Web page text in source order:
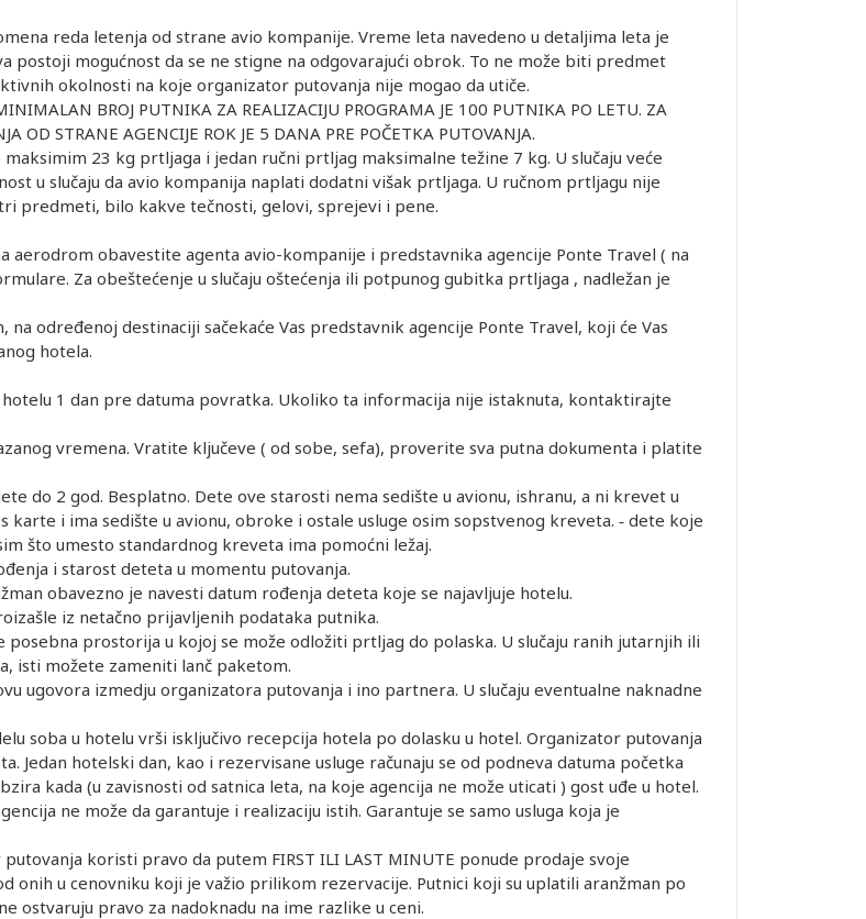
reda letenja od strane avio kompanije. Vreme leta navedeno u detaljima leta je
postoji mogućnost da se ne stigne na odgovarajući obrok. To ne može biti predmet
okolnosti na koje organizator putovanja nije mogao da utiče.
BROJ PUTNIKA ZA REALIZACIJU PROGRAMA JE 100 PUTNIKA PO LETU. ZA
OD STRANE AGENCIJE ROK JE 5 DANA PRE POČETKA PUTOVANJA.
maksimim 23 kg prtljaga i jedan ručni prtljag maksimalne težine 7 kg. U slučaju veće
u slučaju da avio kompanija naplati dodatni višak prtljaga. U ručnom prtljagu nije
predmeti, bilo kakve tečnosti, gelovi, sprejevi i pene.
aerodrom obavestite agenta avio-kompanije i predstavnika agencije Ponte Travel ( na
Za obeštećenje u slučaju oštećenja ili potpunog gubitka prtljaga , nadležan je
na određenoj destinaciji sačekaće Vas predstavnik agencije Ponte Travel, koji će Vas
hotela.
1 dan pre datuma povratka. Ukoliko ta informacija nije istaknuta, kontaktirajte
vremena. Vratite ključeve ( od sobe, sefa), proverite sva putna dokumenta i platite
do 2 god. Besplatno. Dete ove starosti nema sedište u avionu, ishranu, a ni krevet u
karte i ima sedište u avionu, obroke i ostale usluge osim sopstvenog kreveta. ‐ dete koje
što umesto standardnog kreveta ima pomoćni ležaj.
i starost deteta u momentu putovanja.
obavezno je navesti datum rođenja deteta koje se najavljuje hotelu.
iz netačno prijavljenih podataka putnika.
prostorija u kojoj se može odložiti prtljag do polaska. U slučaju ranih jutarnjih ili
isti možete zameniti lanč paketom.
ugovora izmedju organizatora putovanja i ino partnera. U slučaju eventualne naknadne
soba u hotelu vrši isključivo recepcija hotela po dolasku u hotel. Organizator putovanja
Jedan hotelski dan, kao i rezervisane usluge računaju se od podneva datuma početka
kada (u zavisnosti od satnica leta, na koje agencija ne može uticati ) gost uđe u hotel.
ne može da garantuje i realizaciju istih. Garantuje se samo usluga koja je
koristi pravo da putem FIRST ILI LAST MINUTE ponude prodaje svoje
onih u cenovniku koji je važio prilikom rezervacije. Putnici koji su uplatili aranžman po
ostvaruju pravo za nadoknadu na ime razlike u ceni.